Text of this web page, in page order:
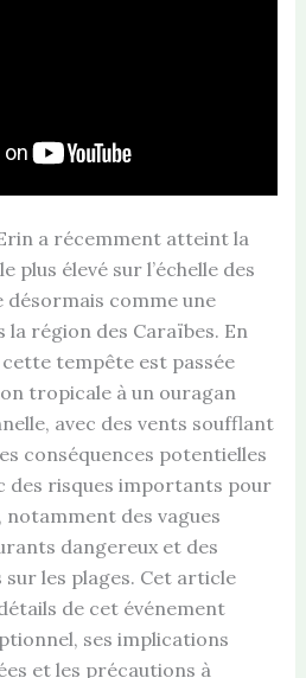
a récemment atteint la
plus élevé sur l’échelle des
désormais comme une
la région des Caraïbes. En
tempête est passée
tropicale à un ouragan
avec des vents soufflant
conséquences potentielles
des risques importants pour
des vagues
dangereux et des
les plages. Cet article
de cet événement
ses implications
et les précautions à